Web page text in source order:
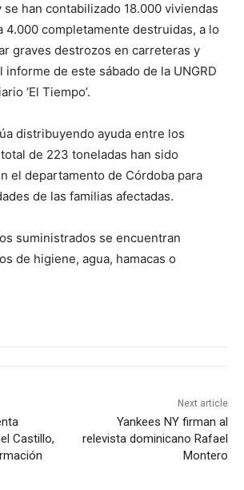
han contabilizado 18.000 viviendas
4.000 completamente destruidas, a lo
graves destrozos en carreteras y
informe de este sábado de la UNGRD
‘El Tiempo’.
distribuyendo ayuda entre los
de 223 toneladas han sido
el departamento de Córdoba para
de las familias afectadas.
suministrados se encuentran
de higiene, agua, hamacas o
Castillo,
Next article
Yankees NY firman al
relevista dominicano Rafael
Montero